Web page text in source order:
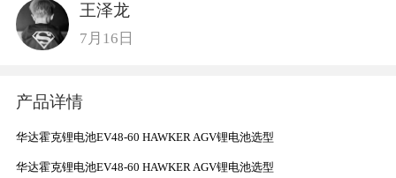
王泽龙
7月16日
产品详情
华达霍克锂电池EV48-60 HAWKER AGV锂电池选型
华达霍克锂电池EV48-60 HAWKER AGV锂电池选型